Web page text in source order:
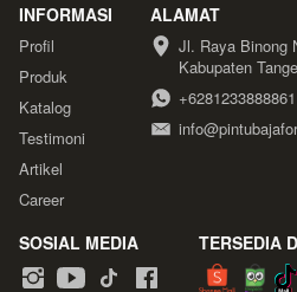
INFORMASI
Profil
Produk
Katalog
Testimoni
Artikel
Career
ALAMAT
Jl. Raya Binong
Kabupaten
+6281233888861
SOSIAL MEDIA TERSEDIA